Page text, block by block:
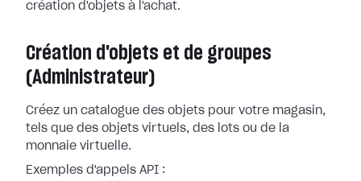
création d'objets à l'achat.
Création d'objets et de groupes
(Administrateur)
Créez un catalogue des objets pour votre magasin,
tels que des objets virtuels, des lots ou de la
monnaie virtuelle.
Exemples d'appels API :